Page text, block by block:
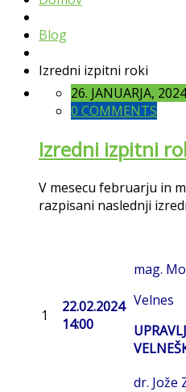
Blog
Izredni izpitni roki
26. JANUARJA, 2024
0 COMMENTS
Izredni izpitni
V mesecu februarju in
razpisani naslednji
1
22.02.2024
14:00
mag.
Velnes
dr. Jože